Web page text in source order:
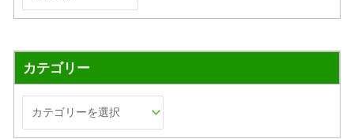
カテゴリー